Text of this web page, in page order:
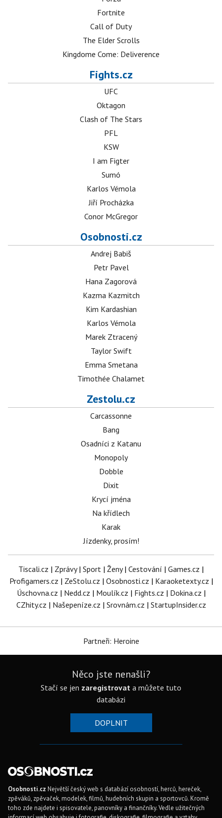
Fortnite
Call of Duty
The Elder Scrolls
Kingdome Come: Deliverence
Fights.cz
UFC
Oktagon
Clash of The Stars
PFL
KSW
I am Figter
Sumó
Karlos Vémola
Jiří Procházka
Conor McGregor
Osobnosti.cz
Andrej Babiš
Petr Pavel
Hana Zagorová
Kazma Kazmitch
Kim Kardashian
Karlos Vémola
Marek Ztracený
Taylor Swift
Emma Smetana
Timothée Chalamet
Zestolu.cz
Carcassonne
Bang
Osadníci z Katanu
Monopoly
Dobble
Dixit
Krycí jména
Na křídlech
Karak
Jízdenky, prosím!
Tiscali.cz | Zprávy| Sport | Ženy| Cestování | Games.cz |
Profigamers.cz | ZeStolu.cz | Osobnosti.cz | Karaoketexty.cz |
Úschovna.cz | Nedd.cz | Moulík.cz | Fights.cz | Dokina.cz |
CZhity.cz | Našepeníze.cz | Srovnám.cz | StartupInsider.cz
Partneři: Heroine
Něco jste nenašli?
Stačí se jen zaregistrovat a můžete tuto
databázi
DOPLNIT
Osobnosti.cz Největší český web s databází osobností, herců, hereček,
zpěváků, zpěvaček, modelek, filmů, hudebních skupin a sportovců. Kromě
toho zde najdete i spisovatele, panovníky a finančníky. Vedle užitečných